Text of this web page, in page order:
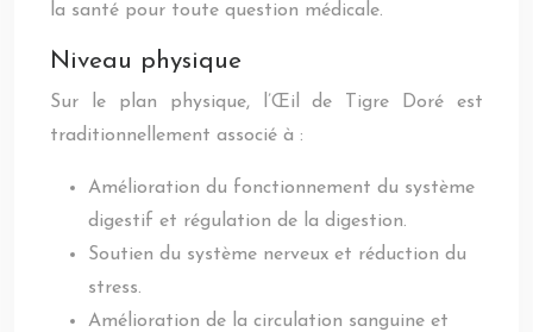
la santé pour toute question médicale.
Niveau physique
Sur le plan physique, l’Œil de Tigre Doré est
traditionnellement associé à :
Amélioration du fonctionnement du système
digestif et régulation de la digestion.
Soutien du système nerveux et réduction du
stress.
Amélioration de la circulation sanguine et